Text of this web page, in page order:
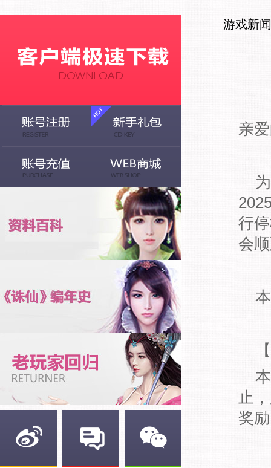
游戏新闻
亲
为
行
会
本
【
本
止
奖